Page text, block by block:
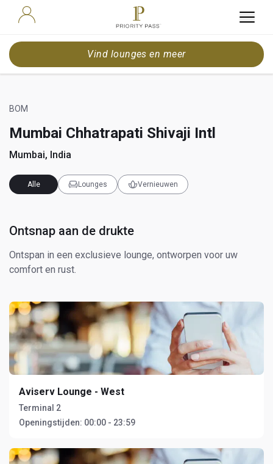
Vind lounges en meer
BOM
Mumbai Chhatrapati Shivaji Intl
Mumbai, India
Alle Lounges Vernieuwen
Ontsnap aan de drukte
Ontspan in een exclusieve lounge, ontworpen voor uw
comfort en rust.
Aviserv Lounge - West
Terminal 2
Openingstijden: 00:00 - 23:59